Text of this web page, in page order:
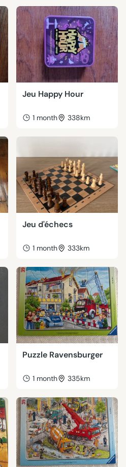
Jeu Happy Hour
1 month 338km
Jeu d'échecs
1 month 333km
Puzzle Ravensburger
1 month 335km